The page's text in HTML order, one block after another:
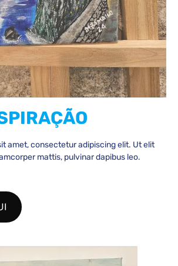
amet, consectetur adipiscing elit. Ut elit
mattis, pulvinar dapibus leo.